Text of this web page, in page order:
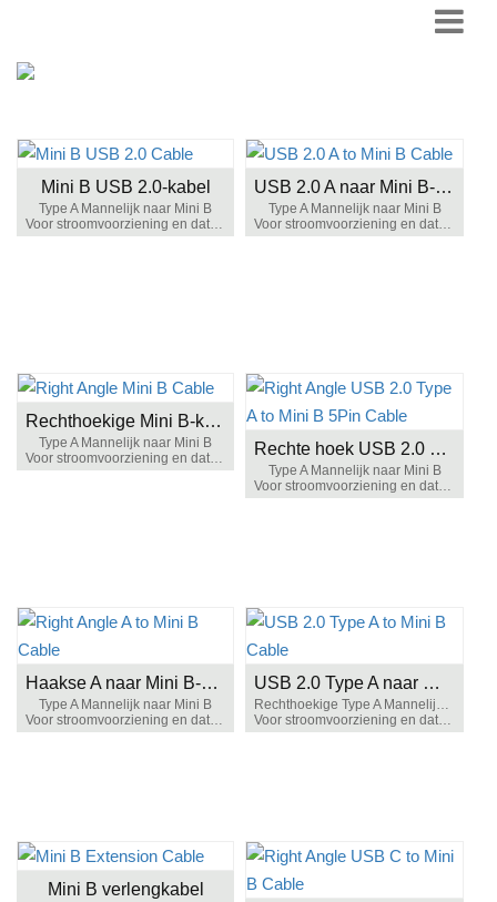
Mini B USB 2.0-kabel
Type A Mannelijk naar Mini B
Voor stroomvoorziening en datatransmissie
USB 2.0 A naar Mini B-kabel
Type A Mannelijk naar Mini B
Voor stroomvoorziening en datatransmissie
Rechthoekige Mini B-kabel
Type A Mannelijk naar Mini B
Voor stroomvoorziening en datatransmissie
Rechte hoek USB 2.0 Type A naar Mini B 5-pins kabel
Type A Mannelijk naar Mini B
Voor stroomvoorziening en datatransmissie
Haakse A naar Mini B-kabel
Type A Mannelijk naar Mini B
Voor stroomvoorziening en datatransmissie
USB 2.0 Type A naar Mini B-kabel
Rechthoekige Type A Mannelijk naar Mini B
Voor stroomvoorziening en datatransmissie
Mini B verlengkabel